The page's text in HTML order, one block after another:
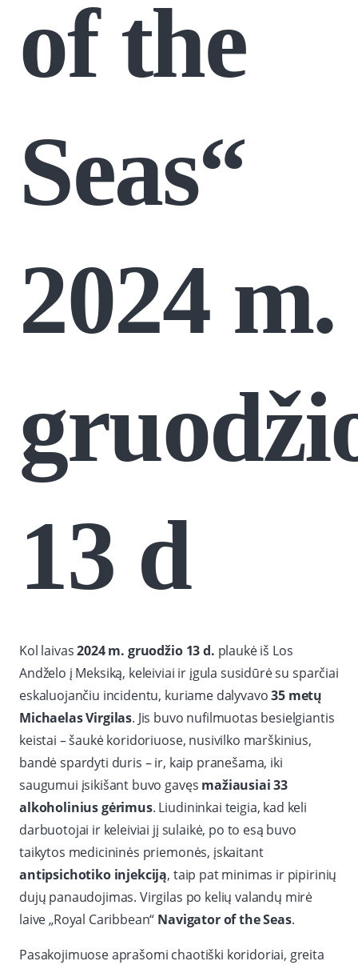
of the
Seas“
2024 m.
13 d
Kol laivas2024 m. gruodžio 13 d. plaukė iš Los
Andželo į Meksiką, keleiviai ir įgula susidūrė su sparčiai
eskaluojančiu incidentu, kuriame dalyvavo35 metų
Michaelas Virgilas. Jis buvo nufilmuotas besielgiantis
keistai – šaukė koridoriuose, nusivilko marškinius,
bandė spardyti duris – ir, kaip pranešama, iki
saugumui įsikišant buvo gavęs mažiausiai 33
alkoholinius gėrimus. Liudininkai teigia, kad keli
darbuotojai ir keleiviai jį sulaikė, po to esą buvo
taikytos medicininės priemonės, įskaitant
antipsichotiko injekciją, taip pat minimas ir pipirinių
dujų panaudojimas. Virgilas po kelių valandų mirė
laive „Royal Caribbean“ Navigator of the Seas.
Pasakojimuose aprašomi chaotiški koridoriai, greita